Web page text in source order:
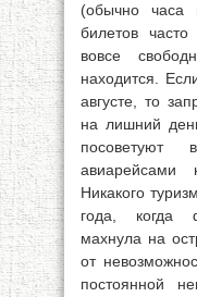
(обычно
билетов
вовсе
находится.
августе, то
на лишний
посоветуют
Никакого
года, когда
махнула на
от
постоянной